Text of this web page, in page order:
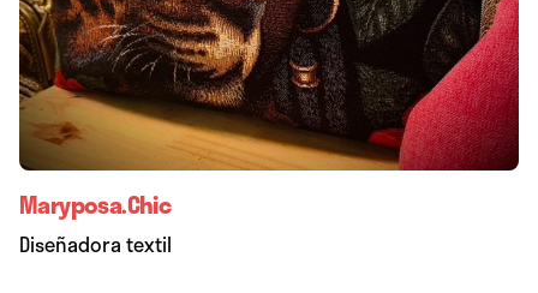
Maryposa.Chic
Diseñadora textil